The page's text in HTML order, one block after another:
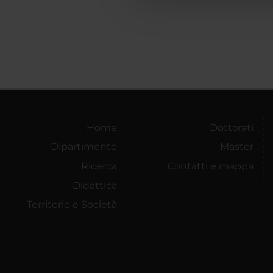
Home
Dipartimento
Ricerca
Didattica
Territorio e Società
Dottorati
Master
Contatti e mappa